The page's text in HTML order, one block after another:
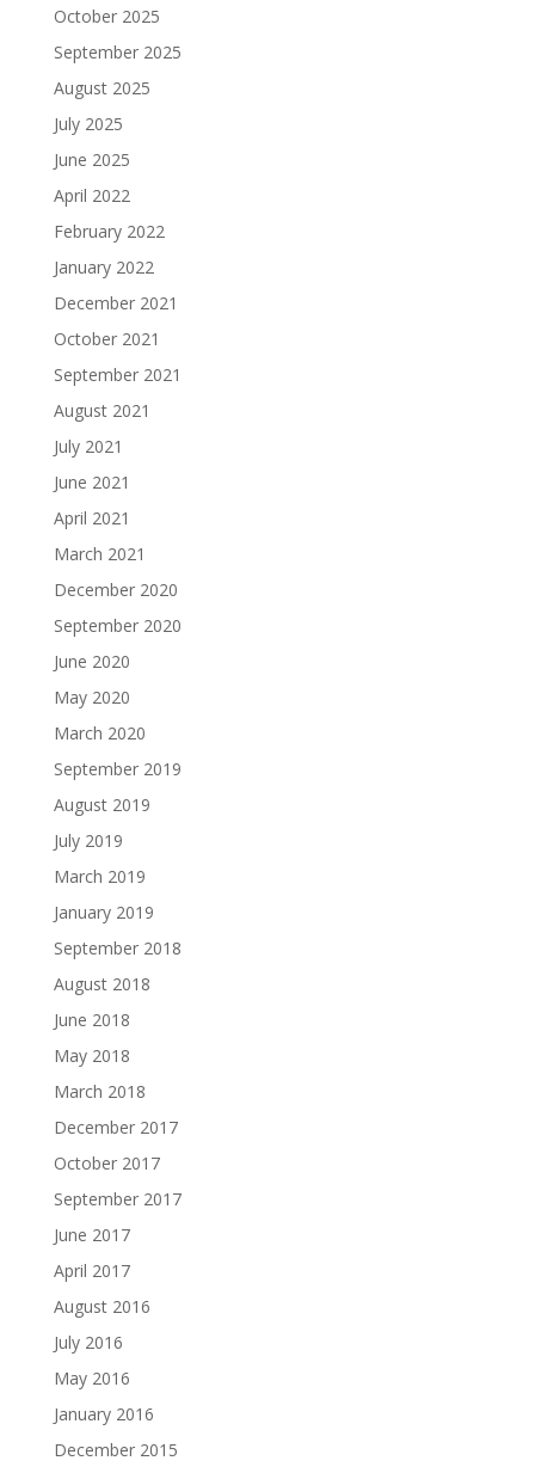
October 2025
September 2025
August 2025
July 2025
June 2025
April 2022
February 2022
January 2022
December 2021
October 2021
September 2021
August 2021
July 2021
June 2021
April 2021
March 2021
December 2020
September 2020
June 2020
May 2020
March 2020
September 2019
August 2019
July 2019
March 2019
January 2019
September 2018
August 2018
June 2018
May 2018
March 2018
December 2017
October 2017
September 2017
June 2017
April 2017
August 2016
July 2016
May 2016
January 2016
December 2015